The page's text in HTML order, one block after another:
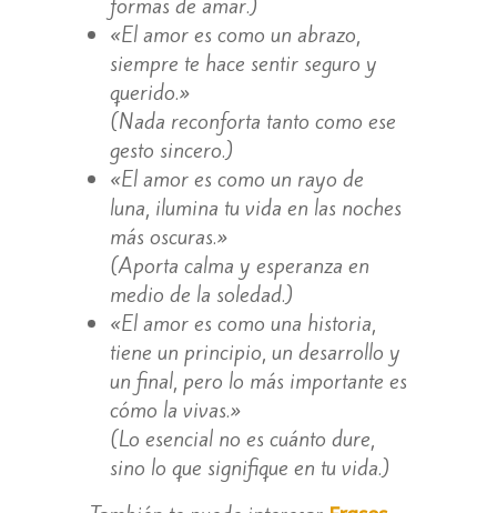
«El amor es como un abrazo,
siempre te hace sentir seguro y
querido.»
(Nada reconforta tanto como ese
gesto sincero.)
«El amor es como un rayo de
luna, ilumina tu vida en las noches
más oscuras.»
(Aporta calma y esperanza en
medio de la soledad.)
«El amor es como una historia,
tiene un principio, un desarrollo y
un final, pero lo más importante es
cómo la vivas.»
(Lo esencial no es cuánto dure,
sino lo que signifique en tu vida.)